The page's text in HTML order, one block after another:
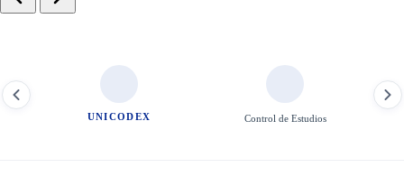
Control de Estudios Aula Virtual